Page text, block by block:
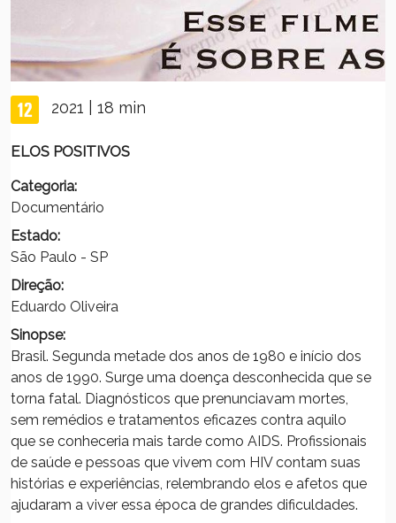
2021 | 18 min
ELOS POSITIVOS
Categoria:
Documentário
Estado:
São Paulo - SP
Direção:
Eduardo Oliveira
Sinopse:
Brasil. Segunda metade dos anos de 1980 e início dos
anos de 1990. Surge uma doença desconhecida que se
torna fatal. Diagnósticos que prenunciavam mortes,
sem remédios e tratamentos eficazes contra aquilo
que se conheceria mais tarde como AIDS. Profissionais
de saúde e pessoas que vivem com HIV contam suas
histórias e experiências, relembrando elos e afetos que
ajudaram a viver essa época de grandes dificuldades.